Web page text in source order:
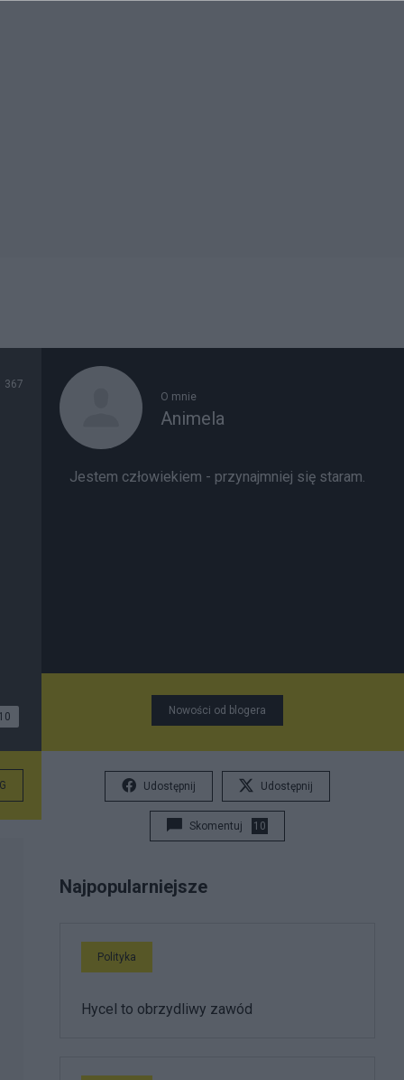
367
10
O mnie
Animela
Jestem człowiekiem - przynajmniej się staram.
Nowości od blogera
Udostępnij Udostępnij
Skomentuj 10
Najpopularniejsze
Polityka
Hycel to obrzydliwy zawód